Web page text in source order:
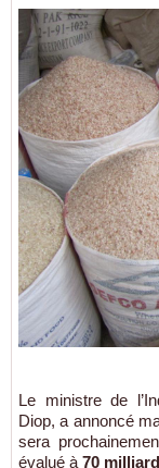
Le ministre de
Diop, a annoncé
sera
évalué à 70